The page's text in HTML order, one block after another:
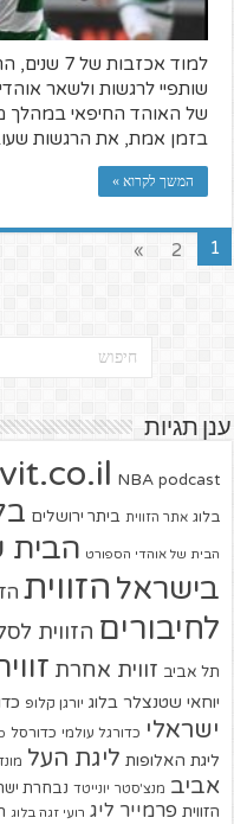
למוד
שותפיי לרגשות ולשאר
של האוהד החיפאי במהלך
בזמן אמת, את הרגשות
המשך לקרוא »
1
2
»
ענן תגיות
NBA podcast
בלוג אתר הזווית ביתר ירושלים
הבית של אוהדי הספורט הבית
בישראל הזווית
לחיבורים הזווית
תל אביב זווית אחרת
יוחאי שטנצלר בלוג יורגן קלופ
ישראלי כדורגל עולמי כדורסל
ליגת האלופות ליגת העל
אביב מנצ'סטר יונייטד נבחרת
הזווית פרמייר ליג רועי זגה בלוג